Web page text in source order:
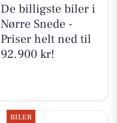
De billigste biler i
Nørre Snede -
Priser helt ned til
92.900 kr!
BILER